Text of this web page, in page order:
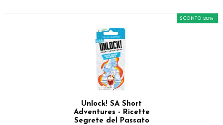
Unlock! SA Short
Adventures - Ricette
Segrete del Passato
SCONTO 20%